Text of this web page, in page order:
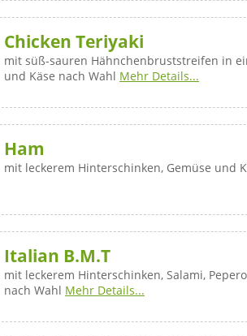
Chicken Teriyaki
mit süß-sauren Hähnchenbruststreifen in
und Käse nach Wahl Mehr Details...
Ham
mit leckerem Hinterschinken, Gemüse und
Italian B.M.T
mit leckerem Hinterschinken, Salami,
nach Wahl Mehr Details...